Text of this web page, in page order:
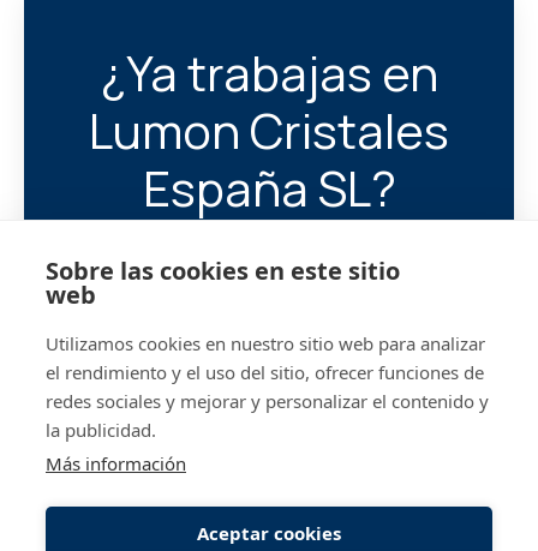
Sobre las cookies en este sitio
web
Utilizamos cookies en nuestro sitio web para analizar
el rendimiento y el uso del sitio, ofrecer funciones de
redes sociales y mejorar y personalizar el contenido y
la publicidad.
Más información
Aceptar cookies
¿Ya trabajas en
Lumon Cristales
España SL?
próximo compañero/a.
@lumon.com Iniciar